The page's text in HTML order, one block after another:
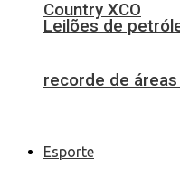
Leilões de
recorde de
Esporte
Country XCO